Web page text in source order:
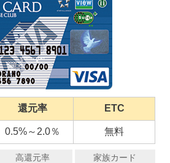
還元率 ETC
0.5%～2.0％ 無料
高還元率
家族カード